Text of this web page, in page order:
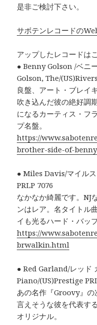
是非ご検討下さい。
サボテンレコードの
アップしたレコードは
● Benny Golson /ベニ
Golson, The/
良盤、アート・ブレイ
吹き込んだ彼の絶好調
になるカーティス・フ
プ名盤。
https://
brother-side-of-
● Miles Davis/マイル
PRLP 7076
なかなか綺麗です。NJ
ンはレア。名タイトル
イも光るハード・バップ
https://
brwalkin.html
● Red Garland/レッド
Piano/(US)Prestige
あの名作『Groovy』
言えそうな彼を代表す
オリジナル。